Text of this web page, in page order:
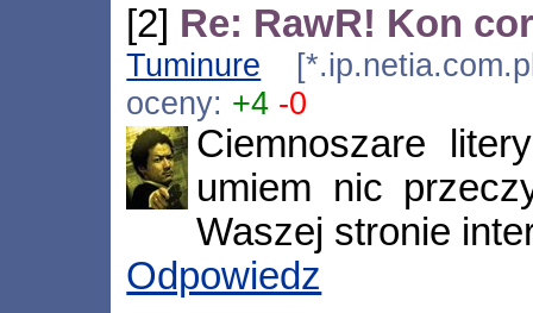
[2] Re: RawR! Kon
Tuminure
oceny: +4 -0
Ciemnoszare
umiem nic
Waszej stronie
Odpowiedz